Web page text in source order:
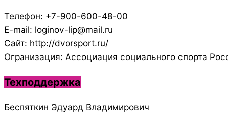
Телефон: +7-900-600-48-00
E-mail: loginov-lip@mail.ru
Сайт: http://dvorsport.ru/
Огранизация: Ассоциация социального спорта
Техподдержка
Беспяткин Эдуард Владимирович